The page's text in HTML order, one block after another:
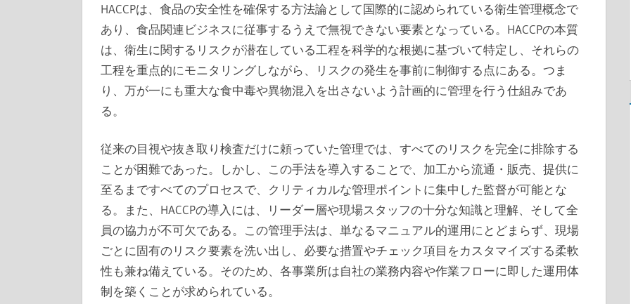
HACCPは、食品の安全性を確保する方法論として国際的に認められている衛生管理概念で
あり、食品関連ビジネスに従事するうえで無視できない要素となっている。HACCPの本質
は、衛生に関するリスクが潜在している工程を科学的な根拠に基づいて特定し、それらの
工程を重点的にモニタリングしながら、リスクの発生を事前に制御する点にある。つま
り、万が一にも重大な食中毒や異物混入を出さないよう計画的に管理を行う仕組みであ
る。
従来の目視や抜き取り検査だけに頼っていた管理では、すべてのリスクを完全に排除する
ことが困難であった。しかし、この手法を導入することで、加工から流通・販売、提供に
至るまですべてのプロセスで、クリティカルな管理ポイントに集中した監督が可能とな
る。また、HACCPの導入には、リーダー層や現場スタッフの十分な知識と理解、そして全
員の協力が不可欠である。この管理手法は、単なるマニュアル的運用にとどまらず、現場
ごとに固有のリスク要素を洗い出し、必要な措置やチェック項目をカスタマイズする柔軟
性も兼ね備えている。そのため、各事業所は自社の業務内容や作業フローに即した運用体
制を築くことが求められている。